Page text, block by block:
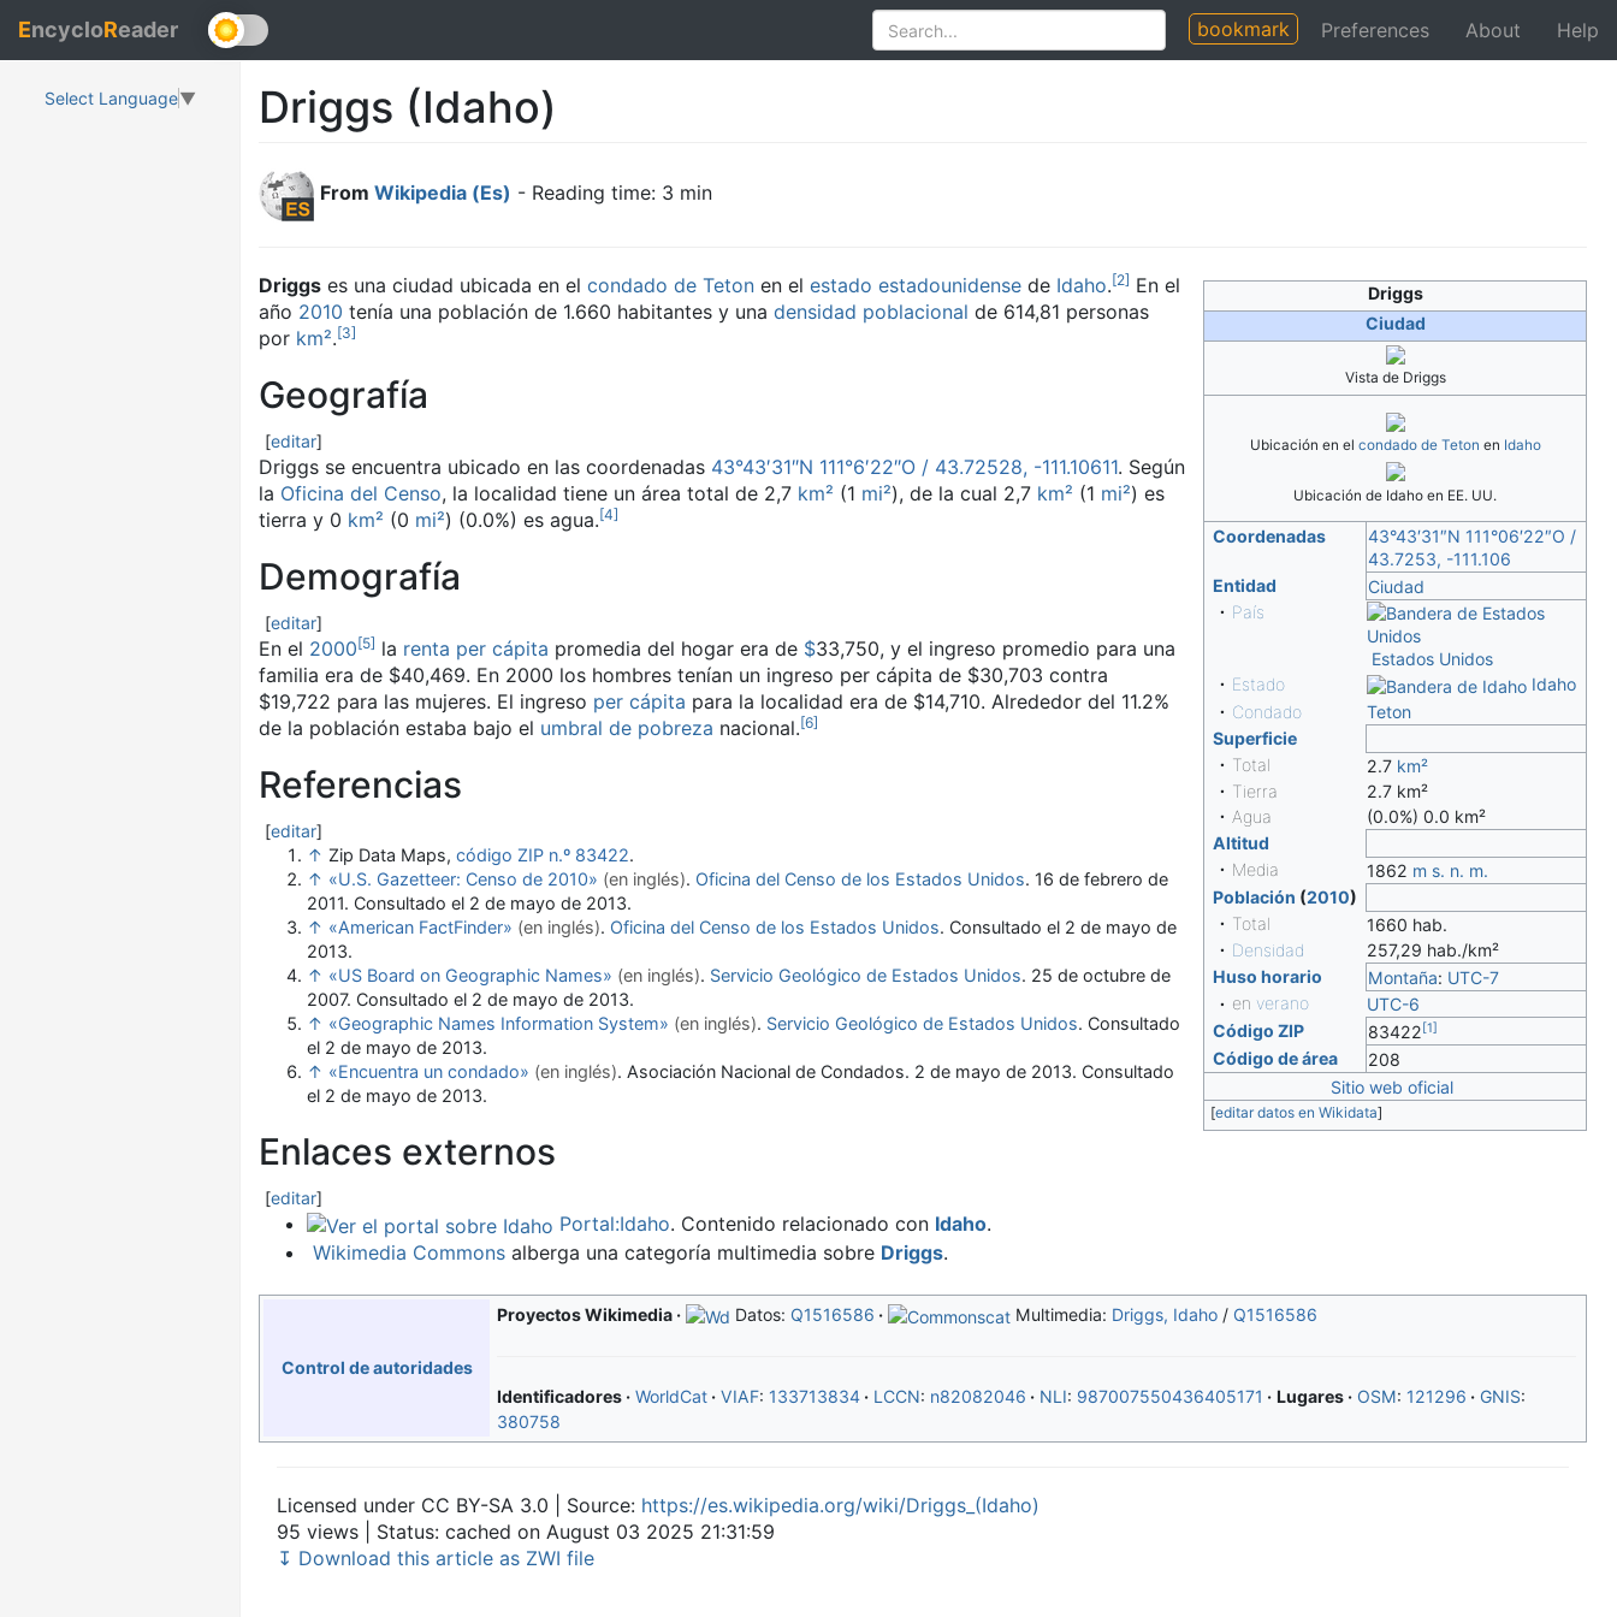
EncycloReader bookmark Preferences About Help
Select Language▼ Driggs (Idaho)
From Wikipedia (Es) - Reading time: 3 min
Driggs
Ciudad
Vista de Driggs
Ubicación en el condado de Teton en Idaho
Ubicación de Idaho en EE. UU.
Coordenadas 43°43′31″N 111°06′22″O /
43.7253, -111.106
Entidad
Ciudad
• País
Estados Unidos
• Estado
Idaho
• Condado
Teton
Superficie
• Total
2.7 km²
• Tierra
2.7 km²
• Agua
(0.0%) 0.0 km²
Altitud
• Media
1862 m s. n. m.
Población (2010)
• Total
1660 hab.
• Densidad
257,29 hab./km²
Huso horario
Montaña: UTC-7
• en verano
UTC-6
Código ZIP
83422[1]
Código de área
208
Sitio web oficial
[editar datos en Wikidata]
Driggs es una ciudad ubicada en el condado de Teton en el estado estadounidense de Idaho.[2] ​ En el
año 2010 tenía una población de 1.660 habitantes y una densidad poblacional de 614,81 personas
por km².[3]
Geografía
[editar]
Driggs se encuentra ubicado en las coordenadas 43°43′31″N 111°6′22″O / 43.72528, -111.10611. Según
la Oficina del Censo, la localidad tiene un área total de 2,7 km² (1 mi²), de la cual 2,7 km² (1 mi²) es
tierra y 0 km² (0 mi²) (0.0%) es agua.[4]
Demografía
[editar]
En el 2000[5] ​ la renta per cápita promedia del hogar era de $33,750, y el ingreso promedio para una
familia era de $40,469. En 2000 los hombres tenían un ingreso per cápita de $30,703 contra
$19,722 para las mujeres. El ingreso per cápita para la localidad era de $14,710. Alrededor del 11.2%
de la población estaba bajo el umbral de pobreza nacional.[6]
Referencias
[editar]
↑ Zip Data Maps, código ZIP n.º 83422.
↑ «U.S. Gazetteer: Censo de 2010» (en inglés). Oficina del Censo de los Estados Unidos. 16 de febrero de
2011. Consultado el 2 de mayo de 2013.
↑ «American FactFinder» (en inglés). Oficina del Censo de los Estados Unidos. Consultado el 2 de mayo de
2013.
↑ «US Board on Geographic Names» (en inglés). Servicio Geológico de Estados Unidos. 25 de octubre de
2007. Consultado el 2 de mayo de 2013.
↑ «Geographic Names Information System» (en inglés). Servicio Geológico de Estados Unidos. Consultado
el 2 de mayo de 2013.
↑ «Encuentra un condado» (en inglés). Asociación Nacional de Condados. 2 de mayo de 2013. Consultado
el 2 de mayo de 2013.
Enlaces externos
[editar]
Portal:Idaho. Contenido relacionado con Idaho.
Wikimedia Commons alberga una categoría multimedia sobre Driggs.
Control de autoridades
Proyectos Wikimedia Datos: Q1516586 Multimedia: Driggs, Idaho/ Q1516586
Identificadores WorldCat VIAF: 133713834 LCCN: n82082046 NLI: 987007550436405171 Lugares OSM: 121296 GNIS:
380758
Licensed under CC BY-SA 3.0 | Source: https://es.wikipedia.org/wiki/Driggs_(Idaho)
95 views | Status: cached on August 03 2025 21:31:59
↧ Download this article as ZWI file